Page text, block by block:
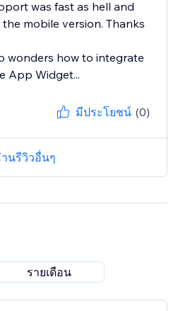
was fast as hell and
mobile version. Thanks
wonders how to integrate
App Widget...
มีประโยชน์ (0)
นรีวิวอื่นๆ
รายเดือน